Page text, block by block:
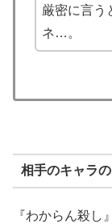
厳密に言う
ネ…。
相手のキャラ
『わからん殺し』